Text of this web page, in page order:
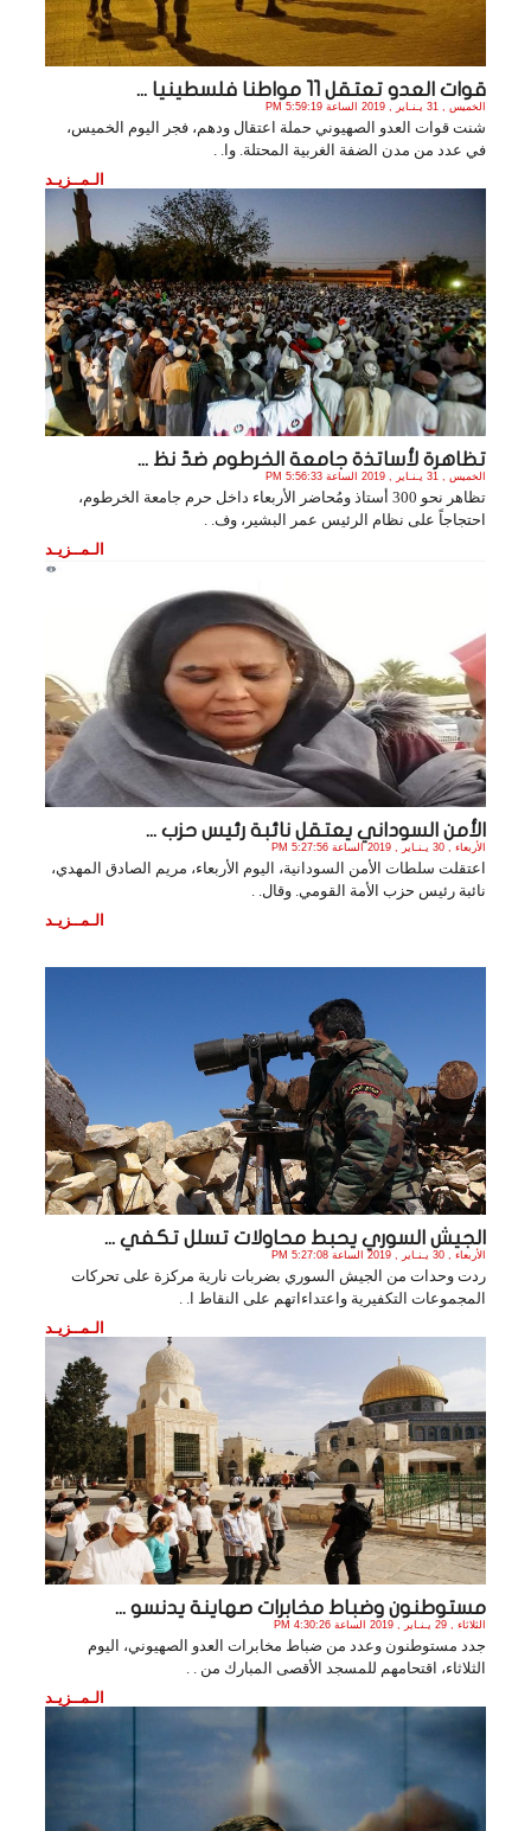
قوات العدو تعتقل 11 مواطنا فلسطينيا ...
الخميس , 31 يـنـاير , 2019 الساعة 5:59:19 PM
شنت قوات العدو الصهيوني حملة اعتقال ودهم، فجر اليوم الخميس،
في عدد من مدن الضفة الغربية المحتلة. وا. .
الـمــزيـد
تظاهرة لأساتذة جامعة الخرطوم ضدّ نظ ...
الخميس , 31 يـنـاير , 2019 الساعة 5:56:33 PM
تظاهر نحو 300 أستاذ ومُحاضر الأربعاء داخل حرم جامعة الخرطوم،
احتجاجاً على نظام الرئيس عمر البشير، وف. .
الـمــزيـد
الأمن السوداني يعتقل نائبة رئيس حزب ...
الأربعاء , 30 يـنـاير , 2019 الساعة 5:27:56 PM
اعتقلت سلطات الأمن السودانية، اليوم الأربعاء، مريم الصادق المهدي،
نائبة رئيس حزب الأمة القومي. وقال. .
الـمــزيـد
الجيش السوري يحبط محاولات تسلل تكفي ...
الأربعاء , 30 يـنـاير , 2019 الساعة 5:27:08 PM
ردت وحدات من الجيش السوري بضربات نارية مركزة على تحركات
المجموعات التكفيرية واعتداءاتهم على النقاط ا. .
الـمــزيـد
مستوطنون وضباط مخابرات صهاينة يدنسو ...
الثلاثاء , 29 يـنـاير , 2019 الساعة 4:30:26 PM
جدد مستوطنون وعدد من ضباط مخابرات العدو الصهيوني، اليوم
الثلاثاء، اقتحامهم للمسجد الأقصى المبارك من . .
الـمــزيـد